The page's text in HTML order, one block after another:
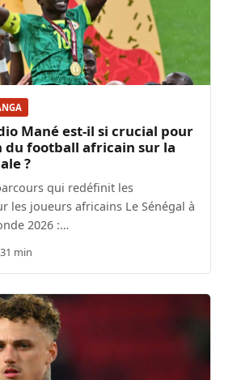
Mané est-il si crucial pour
du football africain sur la
?
qui redéfinit les
les joueurs africains Le Sénégal à
2026 :…
1 min